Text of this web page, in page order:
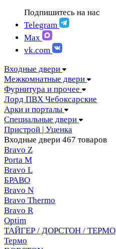
ЛОРД Чебоксары
Складные двери
Скрытые двери
FELICIA | Феличия
FUTURISTIC | Футуристик
ITALY | Италия
KANTRI | Кантри
LUMI LINE | Люми лайн
MIA MARIA | Мия Мария
MILETTI | Милетти
MODERN | Модерн
MOLLE | Молле
MONTE | Монте
PRIMA | Прима
RENAISSANCE | Ренессанс
RILIEVO | Рильево
STYLE | Стайл
TECHNO | Техно
TOCCO | ТОККО
VILLA KANTRI | Вилла кантри
Подпишитесь на нас
Telegram
Max
vk.com
Входные двери
Межкомнатные двери
Фурнитура и прочее
Лорд ПВХ Чебоксарские
Арки и порталы
Специальные двери
Пристрой | Уценка
Входные двери 467 товаров
Bravo Z
Porta М
Bravo L
БРАВО
Bravo N
Bravo Thermo
Bravo R
Optim
ТАЙГЕР / ДОРСТОН / ТЕРМО
Термо